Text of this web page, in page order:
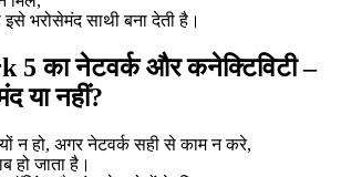
भरोसेमंद साथी बना देती है।
5 का नेटवर्क और कनेक्टिविटी –
या नहीं?
न हो, अगर नेटवर्क सही से काम न करे,
हो जाता है।